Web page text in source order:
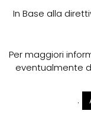
e prevenire il
Come
Lo spurgo dei
specifiche,
acque reflue eCerca
In Base alla
Per maggiori
eventualmente
.